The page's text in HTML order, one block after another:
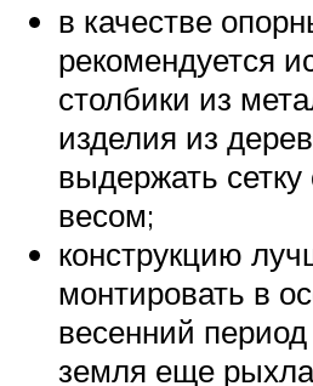
в качестве
рекомендуется
столбики из
изделия из
выдержать
весом;
конструкцию
монтировать в
весенний
земля еще